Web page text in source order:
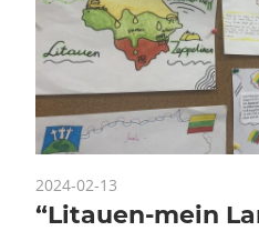
2024-02-13
“Litauen-mein